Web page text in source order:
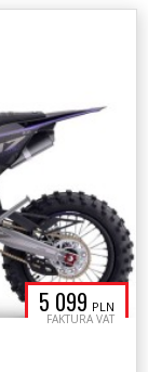
5 099 PLN
FAKTURA VAT